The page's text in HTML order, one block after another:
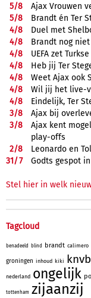
5/8
Ajax Vrouwen
5/8
Brandt én Ter
4/8
Duel met
4/8
Brandt nog
4/8
UEFA zet
4/8
Heb jij Ter
4/8
Weet Ajax ook
4/8
Wil jij het live-
4/8
Eindelijk, Ter
3/8
Ajax bij
3/8
Ajax kent
play-offs
2/8
Leonardo en
31/7 Godts gespot
Stel hier in welk
Tagcloud
benadeeld blind brandt calimero
groningen inhoud kiki knvb
nederland ongelijk
tottenham zijaanzij